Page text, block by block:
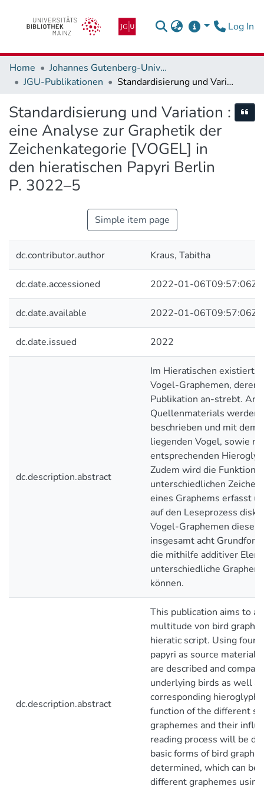
Log In
Home
Johannes Gutenberg-Universität Mainz
JGU-Publikationen
Standardisierung und Variation : eine Analyse zur Graphetik der Zeichenkategorie [VOGEL] in den hieratischen Papyri Berlin P. 3022–5
Standardisierung und Variation :
eine Analyse zur Graphetik der
Zeichenkategorie [VOGEL] in
den hieratischen Papyri Berlin
P. 3022–5
Simple item page
dc.contributor.author Kraus, Tabitha
dc.date.accessioned 2022-01-06T09:57:06Z
dc.date.available 2022-01-06T09:57:06Z
dc.date.issued 2022
dc.description.abstract
Im Hieratischen existiert
Vogel-Graphemen, deren
Publikation an-strebt.
Quellenmaterials werden
beschrieben und mit dem
liegenden Vogel, sowie
entsprechenden
Zudem wird die
unterschiedlichen
eines Graphems erfasst
auf den Leseprozess
Vogel-Graphemen dieser
insgesamt acht
die mithilfe additiver
unterschiedliche
können.
dc.description.abstract
This publication aims to
multitude von bird
hieratic script. Using four
papyri as source material,
are described and
underlying birds as well
corresponding
function of the different
graphemes and their
reading process will be
basic forms of bird
determined, which can be
different graphemes